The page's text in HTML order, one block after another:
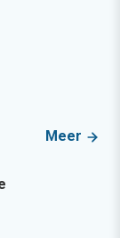
Meer